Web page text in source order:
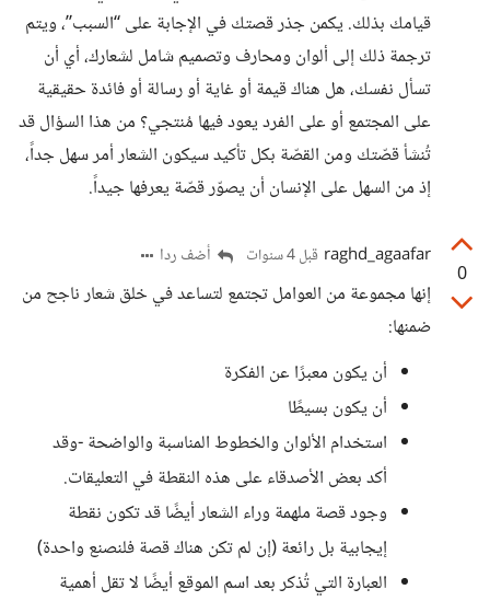
قيامك بذلك. يكمن جذر قصتك في الإجابة على “السبب”، ويتم
ترجمة ذلك إلى ألوان ومحارف وتصميم شامل لشعارك، أي أن
تسأل نفسك، هل هناك قيمة أو غاية أو رسالة أو فائدة حقيقية
على المجتمع أو على الفرد يعود فيها مُنتجي؟ من هذا السؤال قد
تُنشأ قصّتك ومن القصّة بكل تأكيد سيكون الشعار أمر سهل جداً،
إذ من السهل على الإنسان أن يصوّر قصّة يعرفها جيداً.
0
raghd_agaafar قبل 4 سنوات أضف ردا
إنها مجموعة من العوامل تجتمع لتساعد في خلق شعار ناجح من
ضمنها:
أن يكون معبرًا عن الفكرة
أن يكون بسيطًا
استخدام الألوان والخطوط المناسبة والواضحة -وقد
أكد بعض الأصدقاء على هذه النقطة في التعليقات.
وجود قصة ملهمة وراء الشعار أيضًا قد تكون نقطة
إيجابية بل رائعة (إن لم تكن هناك قصة فلنصنع واحدة)
العبارة التي تُذكر بعد اسم الموقع أيضًا لا تقل أهمية